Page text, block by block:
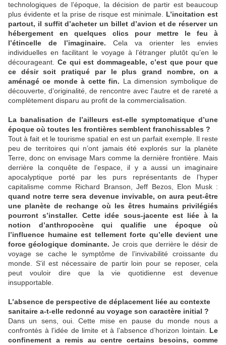
technologiques de l’époque, la décision de partir est beaucoup
plus évidente et la prise de risque est minimale.
L’incitation est
partout, il suffit d’acheter un billet d’avion et de réserver un
hébergement en quelques clics pour mettre le feu à
l’étincelle de l’imaginaire. Cela va orienter les envies
individuelles en facilitant le voyage à l’étranger plutôt qu’en le
décourageant. Ce qui est dommageable, c’est que pour que
ce désir soit pratiqué par le plus grand nombre, on a
aménagé ce monde à cette fin. La dimension symbolique de
découverte, d’originalité, de rencontre avec l'autre et de rareté a
complètement disparu au profit de la commercialisation.
La banalisation de l’ailleurs est-elle symptomatique d’une
époque où toutes les frontières semblent franchissables ?
Tout à fait et le tourisme spatial en est un parfait exemple. Il reste
peu de territoires qui n’ont jamais été explorés sur la planète
Terre, donc on envisage Mars comme la dernière frontière. Mais
derrière la conquête de l’espace, il y a aussi un imaginaire
apocalyptique porté par les purs représentants de l’hyper
capitalisme comme Richard Branson, Jeff Bezos, Elon Musk :
quand notre terre sera devenue invivable, on aura peut-être
une planète de rechange où les êtres humains privilégiés
pourront s’installer.
Cette idée sous-jacente est liée à la
notion d’anthropocène qui qualifie une époque où
l’influence humaine est tellement forte qu’elle devient une
force géologique dominante. Je crois que derrière le désir de
voyage se cache le symptôme de l’invivabilité croissante du
monde. S'il est nécessaire de partir loin pour se reposer, cela
peut vouloir dire que la vie quotidienne est devenue
insupportable.
L’absence de perspective de déplacement liée au contexte
sanitaire a-t-elle redonné au voyage son caractère initial ?
Dans un sens, oui. Cette mise en pause du monde nous a
confrontés à l’idée de limite et à l’absence d’horizon lointain. Le
confinement a remis au centre certains besoins, comme